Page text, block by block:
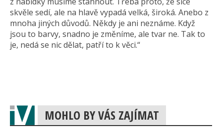
skvěle sedí, ale na hlavě vypadá velká, široká. Anebo z
mnoha jiných důvodů. Někdy je ani neznáme. Když
jsou to barvy, snadno je změníme, ale tvar ne. Tak to
je, nedá se nic dělat, patří to k věci.“
MOHLO BY VÁS ZAJÍMAT